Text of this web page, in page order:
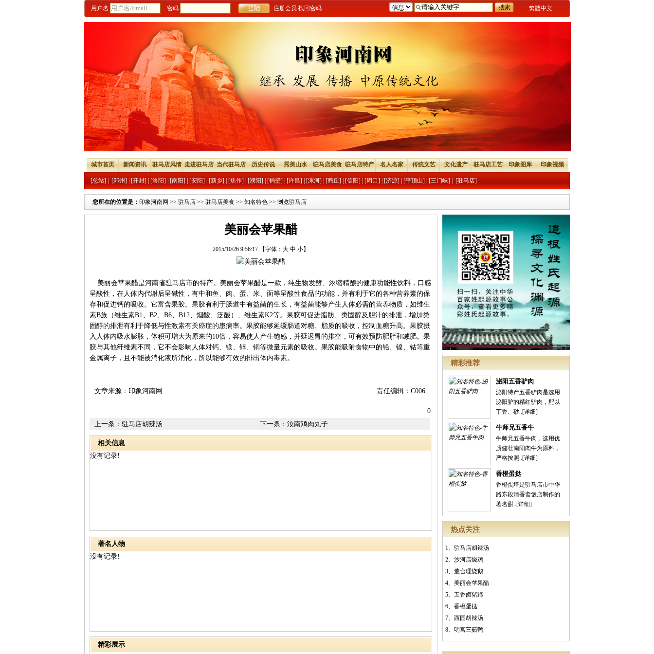
繁體中文
用户名 密码 注册会员 找回密码
城市首页 新闻资讯 驻马店风情 走进驻马店 当代驻马店 历史传说 秀美山水 驻马店美食 驻马店特产 名人名家 传统文艺 文化遗产 驻马店工艺 印象图库 印象视频
[总站] [郑州] [开封] [洛阳] [南阳] [安阳] [新乡] [焦作] [濮阳] [鹤壁] [许昌] [漯河] [商丘] [信阳] [周口] [济源] [平顶山] [三门峡] [驻马店]
您所在的位置是： 印象河南网 >> 驻马店 >> 驻马店美食 >> 知名特色 >> 浏览驻马店
精彩推荐
泌阳五香驴肉
泌阳特产五香驴肉是选用
泌阳驴的精红驴肉，配以
丁香、砂..[详细]
牛师兄五香牛
牛师兄五香牛肉，选用优
质健壮南阳肉牛为原料，
严格按照..[详细]
香橙蛋挞
香橙蛋塔是驻马店市中华
路东段清香斋饭店制作的
著名甜..[详细]
热点关注
1、 驻马店胡辣汤
2、 沙河店烧鸡
3、 董合理烧鹅
4、 美丽会苹果醋
5、 五香卤猪蹄
6、 香橙蛋挞
7、 西园胡辣汤
8、 明宫三茹鸭
美丽会苹果醋
2015/10/26 9:56:17 【字体： 大 中 小】
美丽会苹果醋是河南省驻马店市的特产。美丽会苹果醋是一款，纯生物发酵、浓缩精酿的健康功能性饮料，口感
呈酸性，在人体内代谢后呈碱性，有中和鱼、肉、蛋、米、面等呈酸性食品的功能，并有利于它的各种营养素的保
存和促进钙的吸收。它富含果胶。果胶有利于肠道中有益菌的生长，有益菌能够产生人体必需的营养物质，如维生
素B族（维生素B1、B2、B6、B12、烟酸、泛酸）、维生素K2等。果胶可促进脂肪、类固醇及胆汁的排泄，增加类
固醇的排泄有利于降低与性激素有关癌症的患病率。果胶能够延缓肠道对糖、脂质的吸收，控制血糖升高。果胶摄
入人体内吸水膨胀，体积可增大为原来的10倍，容易使人产生饱感，并延迟胃的排空，可有效预防肥胖和减肥。果
胶与其他纤维素不同，它不会影响人体对钙、镁、锌、铜等微量元素的吸收。果胶能吸附食物中的铅、镍、钴等重
金属离子，且不能被消化液所消化，所以能够有效的排出体内毒素。
责任编辑：C006
文章来源：印象河南网
0
下一条： 汝南鸡肉丸子
上一条： 驻马店胡辣汤
相关信息
没有记录!
著名人物
没有记录!
精彩展示